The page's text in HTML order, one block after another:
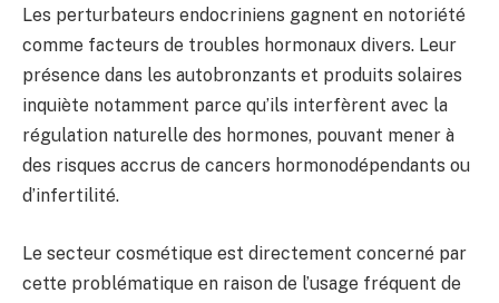
Les perturbateurs endocriniens gagnent en notoriété
comme facteurs de troubles hormonaux divers. Leur
présence dans les autobronzants et produits solaires
inquiète notamment parce qu’ils interfèrent avec la
régulation naturelle des hormones, pouvant mener à
des risques accrus de cancers hormonodépendants ou
d’infertilité.
Le secteur cosmétique est directement concerné par
cette problématique en raison de l’usage fréquent de